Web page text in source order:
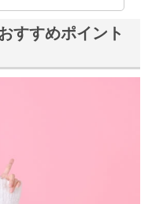
すすめポイント